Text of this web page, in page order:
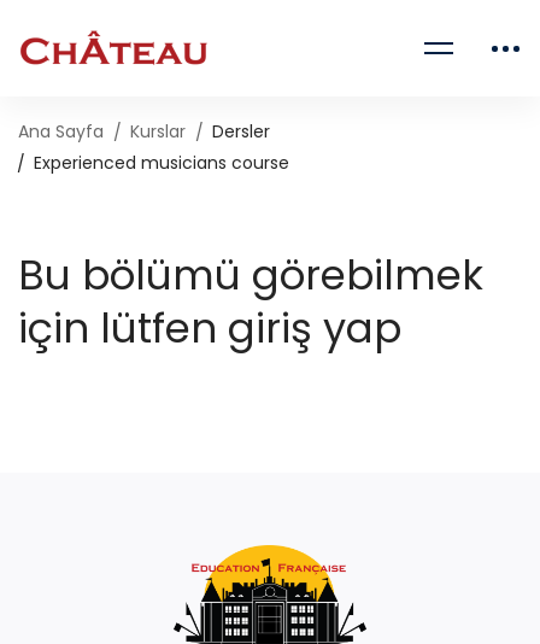
Ana Sayfa Kurslar
Dersler
Experienced musicians course
Bu bölümü görebilmek
için lütfen giriş yap